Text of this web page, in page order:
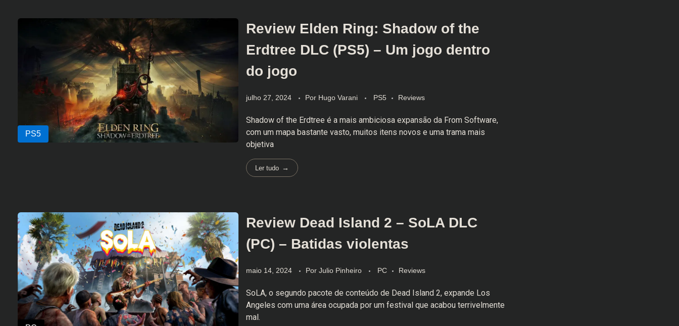
Review Elden Ring: Shadow of the
Erdtree DLC (PS5) – Um jogo dentro
do jogo
julho 27, 2024 Por Hugo Varani PS5 Reviews
Shadow of the Erdtree é a mais ambiciosa expansão da From Software,
com um mapa bastante vasto, muitos itens novos e uma trama mais
objetiva
Ler tudo
Review Dead Island 2 – SoLA DLC
(PC) – Batidas violentas
maio 14, 2024 Por Julio Pinheiro PC Reviews
SoLA, o segundo pacote de conteúdo de Dead Island 2, expande Los
Angeles com uma área ocupada por um festival que acabou terrivelmente
mal.